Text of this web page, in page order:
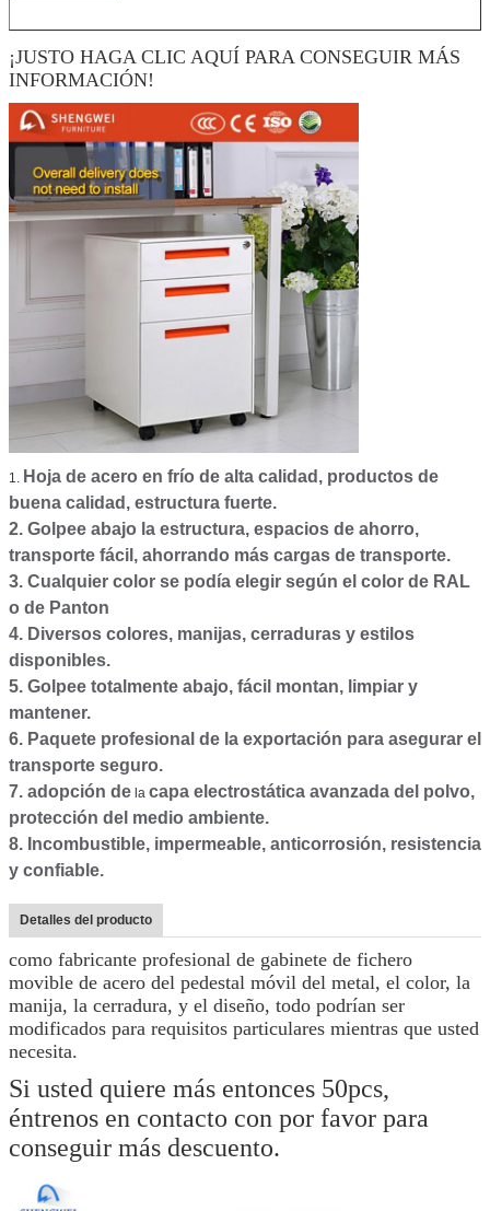
¡JUSTO HAGA CLIC AQUÍ PARA CONSEGUIR MÁS
INFORMACIÓN!
1. Hoja de acero en frío de alta calidad, productos de
buena calidad, estructura fuerte.
2. Golpee abajo la estructura, espacios de ahorro,
transporte fácil, ahorrando más cargas de transporte.
3. Cualquier color se podía elegir según el color de RAL
o de Panton
4. Diversos colores, manijas, cerraduras y estilos
disponibles.
5. Golpee totalmente abajo, fácil montan, limpiar y
mantener.
6. Paquete profesional de la exportación para asegurar el
transporte seguro.
7. adopción de la capa electrostática avanzada del polvo,
protección del medio ambiente.
8. Incombustible, impermeable, anticorrosión, resistencia
y confiable.
Detalles del producto
como fabricante profesional de gabinete de fichero
movible de acero del pedestal móvil del metal, el color, la
manija, la cerradura, y el diseño, todo podrían ser
modificados para requisitos particulares mientras que usted
necesita.
Si usted quiere más entonces 50pcs,
éntrenos en contacto con por favor para
conseguir más descuento.